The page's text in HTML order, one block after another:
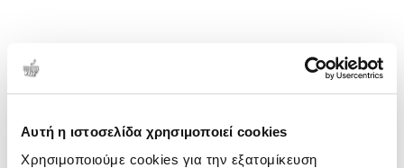
Αυτή η ιστοσελίδα χρησιμοποιεί cookies
Χρησιμοποιούμε cookies για την εξατομίκευση